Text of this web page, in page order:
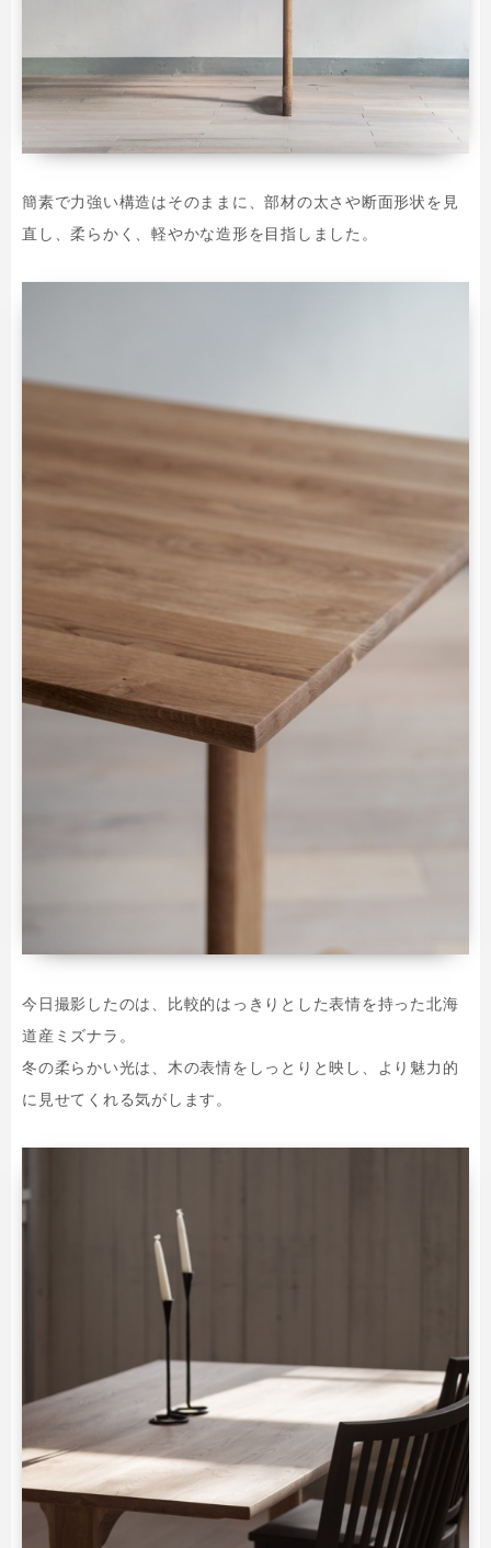
簡素で力強い構造はそのままに、部材の太さや断面形状を見
直し、柔らかく、軽やかな造形を目指しました。
今日撮影したのは、比較的はっきりとした表情を持った北海
道産ミズナラ。
冬の柔らかい光は、木の表情をしっとりと映し、より魅力的
に見せてくれる気がします。